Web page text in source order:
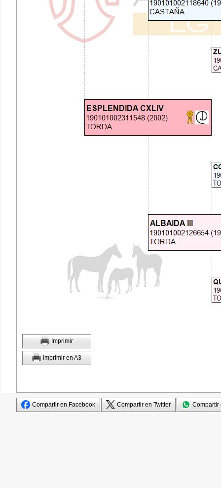
Imprimir
Imprimir en A3
Compartir en Facebook Compartir en Twitter Compartir